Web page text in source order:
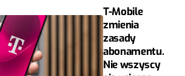
T-Mobile
zmienia
zasady
abonamentu.
Nie wszyscy